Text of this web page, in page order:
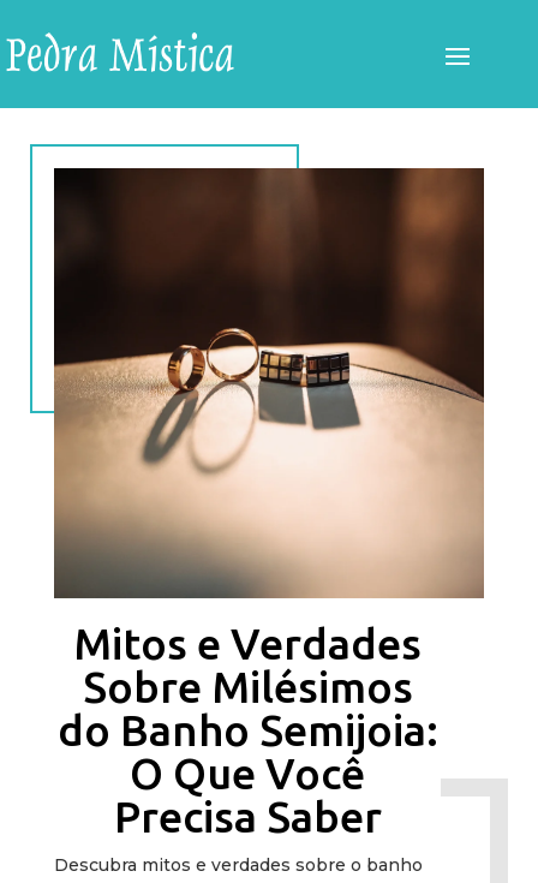
Mitos e Verdades
Sobre Milésimos
do Banho Semijoia:
O Que Você
Precisa Saber
Descubra mitos e verdades sobre o banho